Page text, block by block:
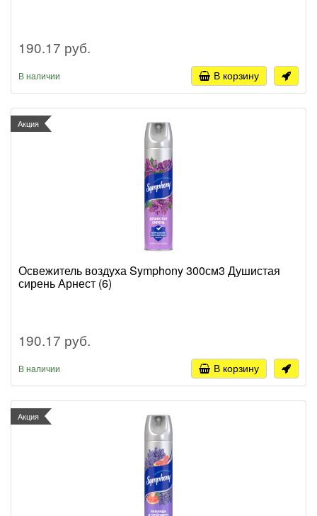
190.17 руб.
В наличии В корзину
Акция
Освежитель воздуха Symphony 300см3 Душистая
сирень Арнест (6)
190.17 руб.
В наличии В корзину
Акция